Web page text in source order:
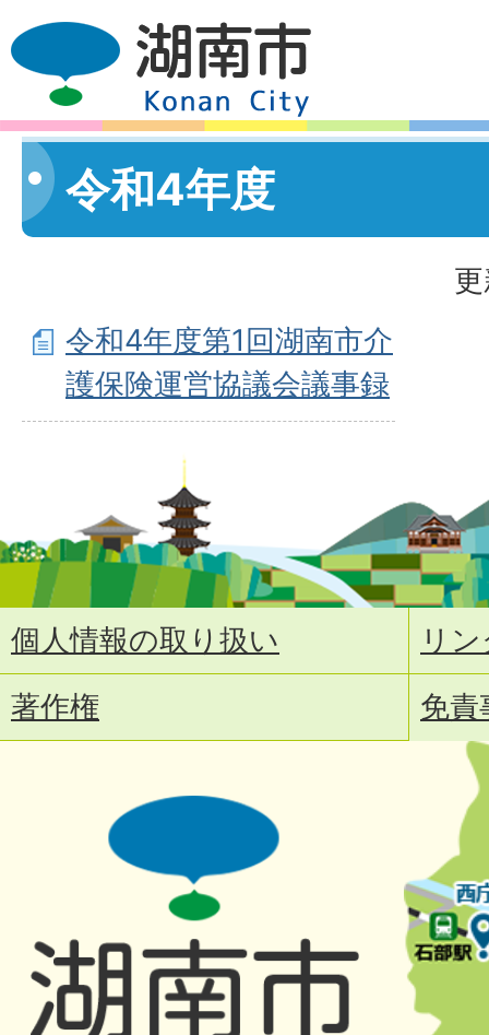
令和4年度
令和4年度第1回湖南市介
護保険運営協議会議事録
個人情報の取り扱い
リ
著作権
免責